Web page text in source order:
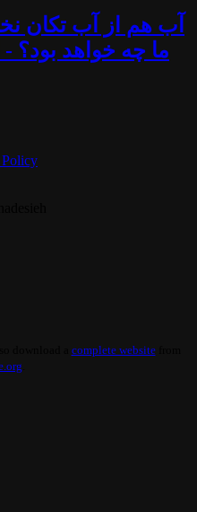
آب هم از آب تکان
ما چه خواهد بود؟ -
complete websitefrom